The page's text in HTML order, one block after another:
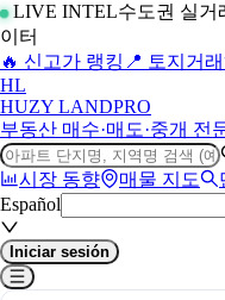
LIVE INTEL수도권 실거
이터
🔥 신고가 랭킹 📍 토지거
HL
HUZY LANDPRO
부동산 매수·매도·중개 전
시장 동향 매물 지도
Español
Iniciar sesión